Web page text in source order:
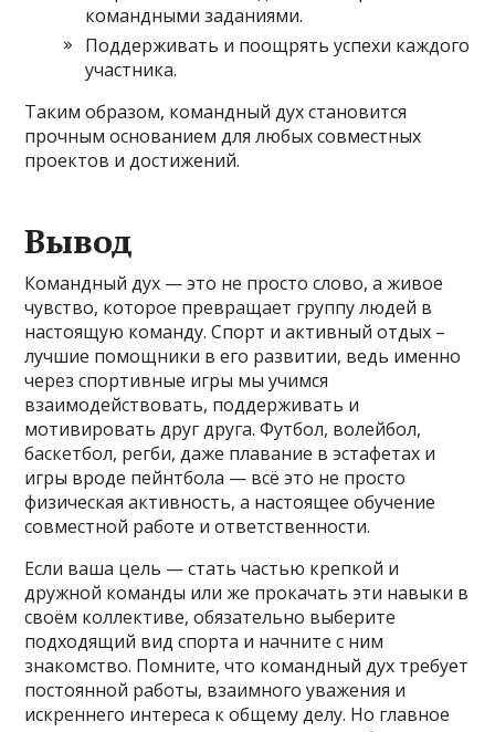
командными заданиями.
Поддерживать и поощрять успехи каждого
участника.
Таким образом, командный дух становится
прочным основанием для любых совместных
проектов и достижений.
Вывод
Командный дух — это не просто слово, а живое
чувство, которое превращает группу людей в
настоящую команду. Спорт и активный отдых –
лучшие помощники в его развитии, ведь именно
через спортивные игры мы учимся
взаимодействовать, поддерживать и
мотивировать друг друга. Футбол, волейбол,
баскетбол, регби, даже плавание в эстафетах и
игры вроде пейнтбола — всё это не просто
физическая активность, а настоящее обучение
совместной работе и ответственности.
Если ваша цель — стать частью крепкой и
дружной команды или же прокачать эти навыки в
своём коллективе, обязательно выберите
подходящий вид спорта и начните с ним
знакомство. Помните, что командный дух требует
постоянной работы, взаимного уважения и
искреннего интереса к общему делу. Но главное